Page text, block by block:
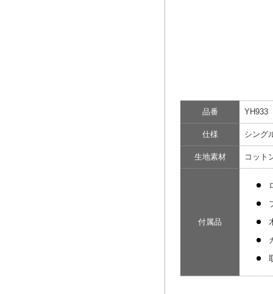
品番 YH933
仕様 シング
生地素材 コット
付属品